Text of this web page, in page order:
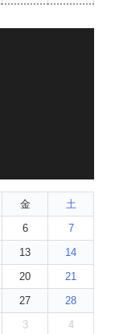
金
土
6
7
13
14
20
21
27
28
3
4